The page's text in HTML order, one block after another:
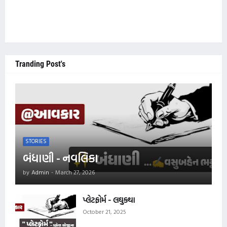
Tranding Post's
STORIES
બંધાણી - નવલિકા
by Admin - March 27, 2026
પ્લેટફોર્મ - લઘુકથા
October 21, 2025